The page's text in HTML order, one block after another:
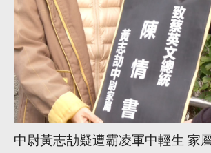
中尉黃志劼疑遭霸凌軍中輕生 家